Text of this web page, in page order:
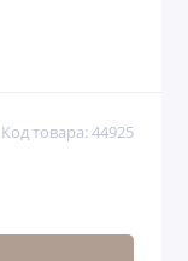
Код товара: 44925